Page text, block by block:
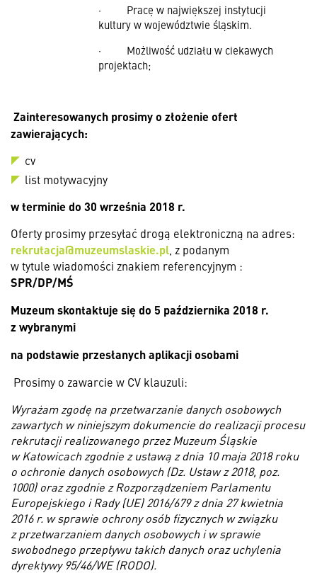
· Pracę w największej instytucji
kultury w województwie śląskim.
· Możliwość udziału w ciekawych
projektach;
Zainteresowanych prosimy o złożenie ofert
zawierających:
cv
list motywacyjny
w terminiedo 30 września 2018 r.
Oferty prosimy przesyłać drogą elektroniczną na adres:
rekrutacja@muzeumslaskie.pl , z podanym
w tytule wiadomości znakiem referencyjnym :
SPR/DP/MŚ
Muzeum skontaktuje się do 5 października 2018 r.
z wybranymi
na podstawie przesłanych aplikacji osobami
Prosimy o zawarcie w CV klauzuli:
Wyrażam zgodę na przetwarzanie danych osobowych
zawartych w niniejszym dokumencie do realizacji procesu
rekrutacji realizowanego przez Muzeum Śląskie
w Katowicach zgodnie z ustawą z dnia 10 maja 2018 roku
o ochronie danych osobowych (Dz. Ustaw z 2018, poz.
1000) oraz zgodnie z Rozporządzeniem Parlamentu
Europejskiego i Rady (UE) 2016/679 z dnia 27 kwietnia
2016 r. w sprawie ochrony osób fizycznych w związku
z przetwarzaniem danych osobowych i w sprawie
swobodnego przepływu takich danych oraz uchylenia
dyrektywy 95/46/WE (RODO).